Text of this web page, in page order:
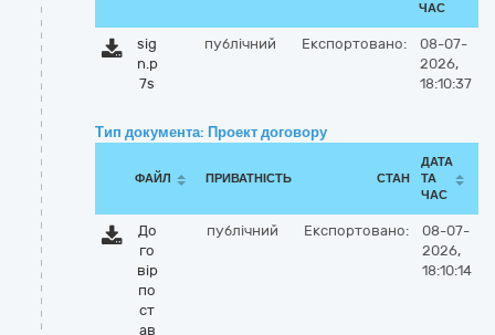
ЧАС
sig
n.p
7s
публічний Експортовано:
08-07-
2026,
18:10:37
Тип документа: Проект договору
ФАЙЛ ПРИВАТНІСТЬ СТАН
ДАТА
ТА
ЧАС
До
го
вір
по
ст
ав
публічний Експортовано:
08-07-
2026,
18:10:14